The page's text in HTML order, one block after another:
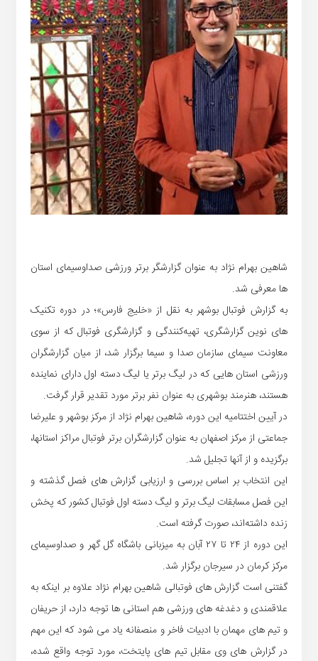
شاهین بهرام نژاد به عنوان گزارشگر برتر ورزشی صداوسیمای استان
ها معرفی شد.
به گزارش فوتبال بوشهر به نقل از «خلیج فارس»؛ در دوره تکنیک
های نوین گزارشگری، تهیه‌کنندگی و گزارشگری فوتبال که از سوی
معاونت سیمای سازمان صدا و سیما برگزار شد، از میان گزارشگران
ورزشی استان هایی که در لیگ برتر یا لیگ دسته اول دارای نماینده
هستند، هنرمند بوشهری به عنوان نفر برتر مورد تقدیر قرار گرفت.
در آیین اختتامیه این دوره، شاهین بهرام نژاد از مرکز بوشهر و علیرضا
جماعتی از مرکز اصفهان به عنوان گزارشگران برتر فوتبال مراکز استانها،
برگزیده و از آنها تجلیل شد.
این انتخاب بر اساس بررسی و ارزیابی گزارش های فصل گذشته و
این فصل مسابقات لیگ برتر و لیگ دسته اول فوتبال کشور که پخش
زنده داشته‌اند، صورت گرفته است.
این دوره از ۲۴ تا ۲۷ آبان به میزبانی باشگاه گل گهر و صداوسیمای
مرکز کرمان در سیرجان برگزار شد.
گفتنی است گزارش های فوتبالی شاهین بهرام نژاد علاوه بر اینکه به
علاقمندی و دغدغه های ورزشی هم استانی ها توجه دارد، از حریفان
و تیم های مهمان با ادبیات فاخر و منصفانه یاد می شود که این مهم
در گزارش های وی مقابل تیم های پایتخت، مورد توجه واقع شده،